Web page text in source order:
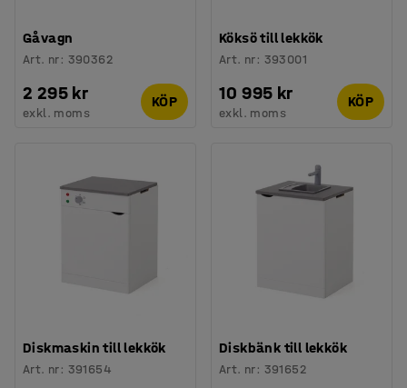
Gåvagn
Art. nr: 390362
2 295 kr
exkl. moms
KÖP
Köksö till lekkök
Art. nr: 393001
10 995 kr
exkl. moms
KÖP
Diskmaskin till lekkök
Art. nr: 391654
Diskbänk till lekkök
Art. nr: 391652